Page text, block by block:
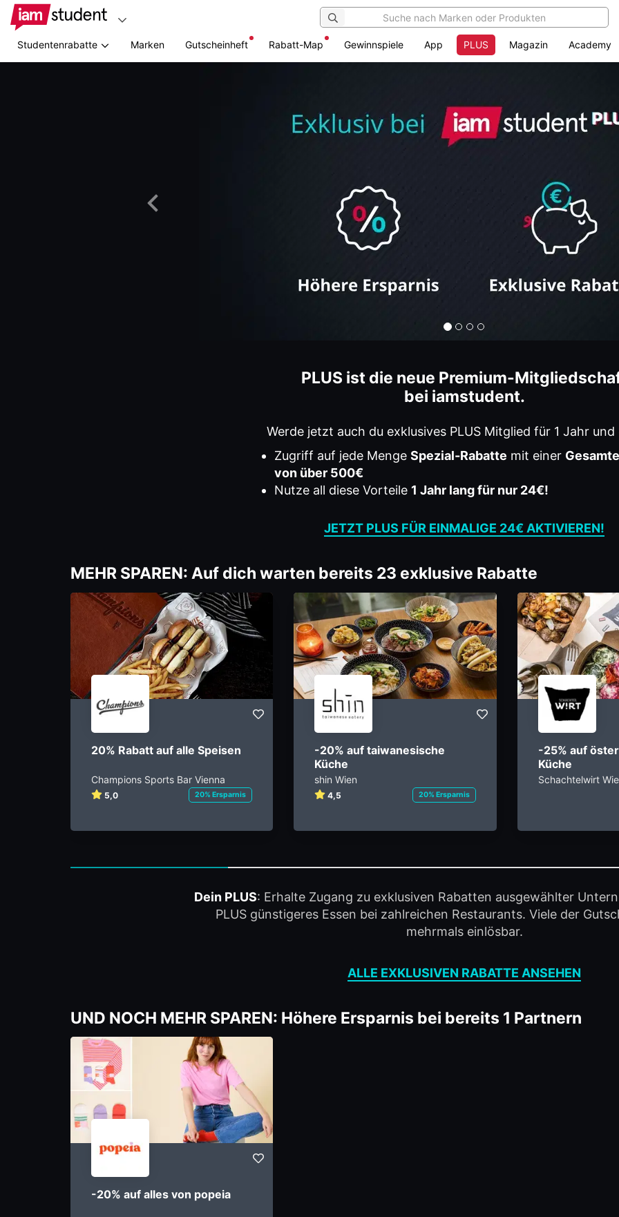
Studentenrabatte Marken Gutscheinheft Rabatt-Map Gewinnspiele App PLUS Magazin Academy
PLUS ist die neue Premium-
bei iamstudent.
Werde jetzt auch du exklusives PLUS Mitglied für 1 Jahr und
Zugriff auf jede Menge Spezial-Rabatte mit einer
von über 500€
Nutze all diese Vorteile 1 Jahr lang für nur 24€!
JETZT PLUS FÜR EINMALIGE 24€ AKTIVIEREN!
MEHR SPAREN: Auf dich warten bereits 23 exklusive Rabatte
20% Rabatt auf alle Speisen
Champions Sports Bar Vienna
5,0 20% Ersparnis
-20% auf taiwanesische
Küche
shin Wien
4,5 20% Ersparnis
-25% auf
Küche
Schachtelwirt
Dein PLUS: Erhalte Zugang zu exklusiven Rabatten ausgewählter
PLUS günstigeres Essen bei zahlreichen Restaurants. Viele der
mehrmals einlösbar.
ALLE EXKLUSIVEN RABATTE ANSEHEN
UND NOCH MEHR SPAREN: Höhere Ersparnis bei bereits 1 Partnern
-20% auf alles von popeia